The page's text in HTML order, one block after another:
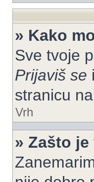
» Kako
Sve tvoje
Prijaviš se
stranicu
Vrh
» Zašto